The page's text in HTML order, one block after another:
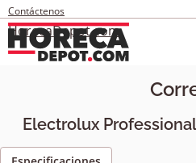
Contáctenos
HorecaDepot.com
Electrolux Professional